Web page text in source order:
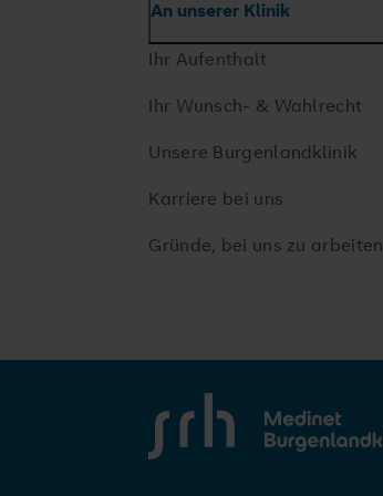
An unserer Klinik
Ihr Aufenthalt
Ihr Wunsch- & Wahlrecht
Unsere Burgenlandklinik
Karriere bei uns
Gründe, bei uns zu arbeiten